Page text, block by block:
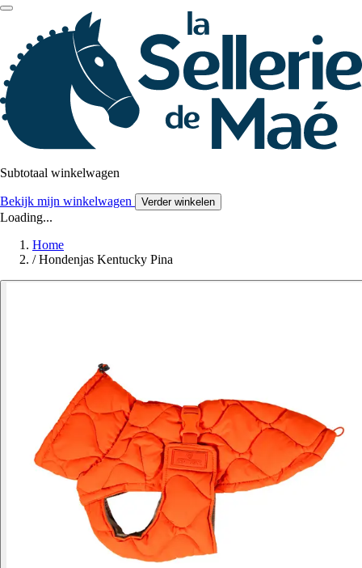
Subtotaal winkelwagen
Bekijk mijn winkelwagen Verder winkelen
Loading...
Home
/ Hondenjas Kentucky Pina